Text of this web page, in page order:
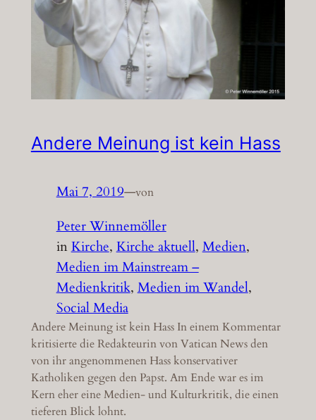
Andere Meinung ist kein Hass
Mai 7, 2019—von
Peter Winnemöller
inKirche, Kirche aktuell, Medien
Medien im Mainstream –
Medienkritik, Medien im Wandel
Social Media
Andere Meinung ist kein Hass In einem Kommentar
kritisierte die Redakteurin von Vatican News den
von ihr angenommenen Hass konservativer
Katholiken gegen den Papst. Am Ende war es im
Kern eher eine Medien- und Kulturkritik, die einen
tieferen Blick lohnt.